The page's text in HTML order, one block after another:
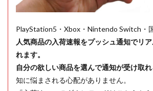
PlayStation5・Xbox・Nintendo Switch・
人気商品の入荷速報をプッシュ通知でリ
れます。
自分の欲しい商品を選んで通知が受け取れ
知に悩まされる心配がありません。